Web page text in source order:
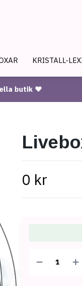
KRISTALL-
butik ♥
0 kr